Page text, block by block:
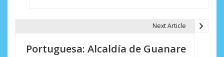
Next Article
Portuguesa: Alcaldía de Guanare